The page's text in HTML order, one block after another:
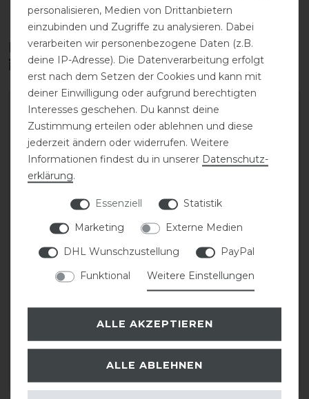
Diese Produkte könnten dich auch
interessieren
-30%
RSL Kitzbühel
-30%
RSL Kitzbühel
Leder
statt 44,95 €
personalisieren, Medien von Drittanbietern
einzubinden und Zugriffe zu analysieren. Dabei
verarbeiten wir personenbezogene Daten (z.B.
deine IP-Adresse). Die Datenverarbeitung erfolgt
erst nach dem Setzen der Cookies und kann mit
deiner Einwilligung oder aufgrund berechtigten
Interesses geschehen. Du kannst deine
Zustimmung erteilen oder ablehnen und diese
jederzeit ändern oder widerrufen. Weitere
Informationen findest du in unserer Daten­schutz­
erklärung.
Essenziell
Statistik
Marketing
Externe Medien
DHL Wunschzustellung
PayPal
Funktional
Weitere Einstellungen
ALLE AKZEPTIEREN
ALLE ABLEHNEN